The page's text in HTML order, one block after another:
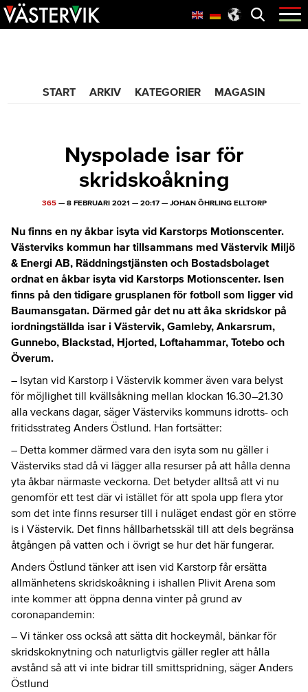
Hoppa
till
Skip
to
Hoppa
till
Öppna
menyn
START ARKIV KATEGORIER MAGASIN
Nyspolade isar för
skridskoåkning
365— 8 FEBRUARI 2021 — 20:17— JOHAN ÖHRLING ELLTORP
Nu finns en ny åkbar isyta vid Karstorps Motionscenter.
Västerviks kommun har tillsammans med Västervik Miljö
& Energi AB, Räddningstjänsten och Bostadsbolaget
ordnat en åkbar isyta vid Karstorps Motionscenter. Isen
finns på den tidigare grusplanen för fotboll som ligger vid
Baumansgatan. Därmed går det nu att åka skridskor på
iordningställda isar i Västervik, Gamleby, Ankarsrum,
Gunnebo, Blackstad, Hjorted, Loftahammar, Totebo och
Överum.
– Isytan vid Karstorp i Västervik kommer även vara belyst
för möjlighet till kvällsåkning mellan klockan 16.30–21.30
alla veckans dagar, säger Västerviks kommuns idrotts- och
fritidsstrateg Anders Östlund. Han fortsätter:
– Detta kommer därmed vara den isyta som nu gäller i
Västerviks stad då vi lägger alla resurser på att hålla denna
yta åkbar närmaste veckorna. Det betyder alltså att vi nu
genomför ett test där vi istället för att spola upp flera ytor
som det inte finns resurser till i nuläget endast gör en större
is i Västervik. Det finns hållbarhetsskäl till att dels begränsa
åtgången på vatten och i övrigt se hur det här fungerar.
Anders Östlund tänker att isen vid Karstorp får ersätta
allmänhetens skridskoåkning i ishallen Plivit Arena som
inte kommer att öppna denna vinter på grund av
coronapandemin:
– Vi tänker oss också att sätta dit hockeymål, bänkar för
skridskoknytning och naturligtvis gäller regler att hålla
avstånd så att vi inte bidrar till smittspridning, säger Anders
Östlund